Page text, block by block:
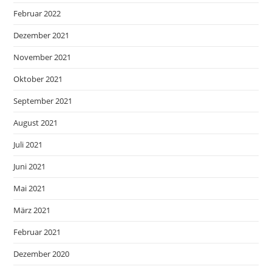
Februar 2022
Dezember 2021
November 2021
Oktober 2021
September 2021
August 2021
Juli 2021
Juni 2021
Mai 2021
März 2021
Februar 2021
Dezember 2020